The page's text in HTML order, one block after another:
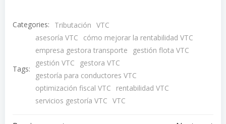
Categories: Tributación VTC
Tags:
asesoría VTC
cómo mejorar la rentabilidad VTC
empresa gestora transporte
gestión flota VTC
gestión VTC
gestora VTC
gestoría para conductores VTC
optimización fiscal VTC
rentabilidad VTC
servicios gestoría VTC VTC